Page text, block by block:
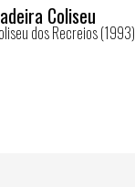
Coliseu
dos Recreios (1993)